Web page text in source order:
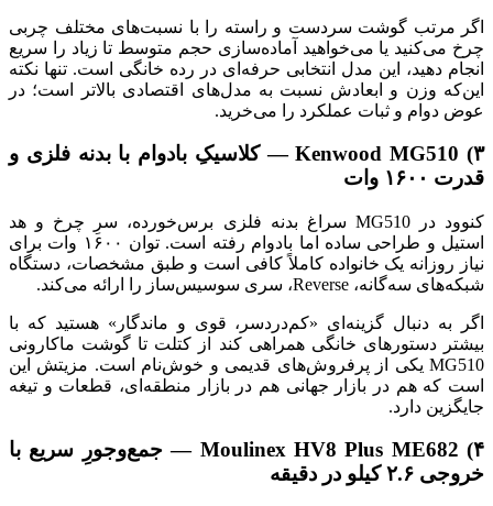
اگر مرتب گوشت سردست و راسته را با نسبت‌های مختلف چربی
چرخ می‌کنید یا می‌خواهید آماده‌سازی حجم متوسط تا زیاد را سریع
انجام دهید، این مدل انتخابی حرفه‌ای در رده خانگی است. تنها نکته
این‌که وزن و ابعادش نسبت به مدل‌های اقتصادی بالاتر است؛ در
عوض دوام و ثبات عملکرد را می‌خرید.
۳) Kenwood MG510 — کلاسیکِ بادوام با بدنه فلزی و
قدرت ۱۶۰۰ وات
کنوود در MG510 سراغ بدنه فلزی برس‌خورده، سرِ چرخ و هد
استیل و طراحی ساده اما بادوام رفته است. توان ۱۶۰۰ وات برای
نیاز روزانه یک خانواده کاملاً کافی است و طبق مشخصات، دستگاه
شبکه‌های سه‌گانه، Reverse، سری سوسیس‌ساز را ارائه می‌کند.
اگر به دنبال گزینه‌ای «کم‌دردسر، قوی و ماندگار» هستید که با
بیشتر دستورهای خانگی همراهی کند از کتلت تا گوشت ماکارونی
MG510 یکی از پرفروش‌های قدیمی و خوش‌نام است. مزیتش این
است که هم در بازار جهانی هم در بازار منطقه‌ای، قطعات و تیغه
جایگزین دارد.
۴) Moulinex HV8 Plus ME682 — جمع‌وجورِ سریع با
خروجی ۲.۶ کیلو در دقیقه